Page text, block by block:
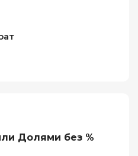
Долями без %